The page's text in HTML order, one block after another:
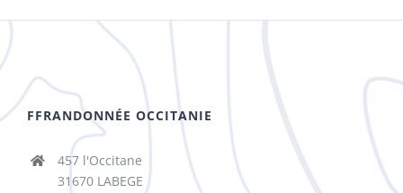
FFRANDONNÉE OCCITANIE
457 l'Occitane
31670 LABEGE